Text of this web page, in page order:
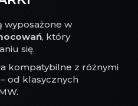
wyposażone w
, który
się.
kompatybilne z różnymi
od klasycznych